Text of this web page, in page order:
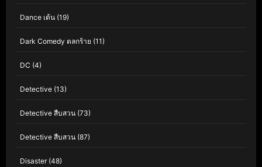
Dance เต้น (19)
Dark Comedy ตลกร้าย (11)
DC (4)
Detective (13)
Detective สืบสวน (73)
Detective สืบสวน (87)
Disaster(48)